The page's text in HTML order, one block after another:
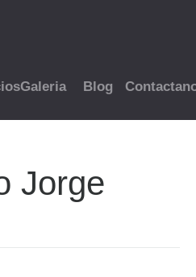
Galeria Blog
Jorge